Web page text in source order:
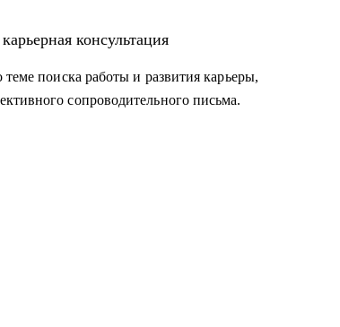
консультация
поиска работы и развития карьеры,
сопроводительного письма.